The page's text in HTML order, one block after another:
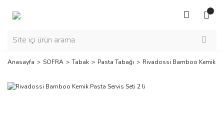
Anasayfa SOFRA Tabak Pasta Tabağı Rivadossi Bamboo Kemik